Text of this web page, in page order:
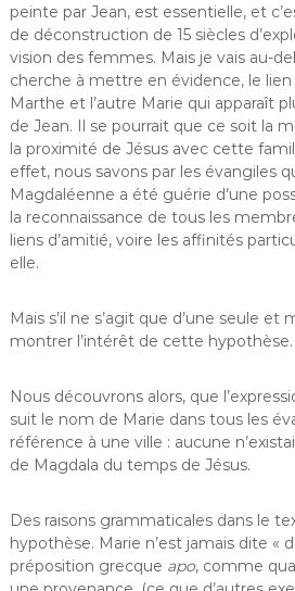
peinte par Jean, est essentielle, et
de déconstruction de 15 siècles
vision des femmes. Mais je vais au-
cherche à mettre en évidence, le
Marthe et l’autre Marie qui apparaît
de Jean. Il se pourrait que ce soit la
la proximité de Jésus avec cette
effet, nous savons par les évangiles
Magdaléenne a été guérie d’une
la reconnaissance de tous les
liens d’amitié, voire les affinités
elle.
Mais s’il ne s’agit que d’une seule
montrer l’intérêt de cette hypothèse.
Nous découvrons alors, que
suit le nom de Marie dans tous les
référence à une ville : aucune
de Magdala du temps de Jésus.
Des raisons grammaticales dans le
hypothèse. Marie n’est jamais dite «
préposition grecque apo, comme